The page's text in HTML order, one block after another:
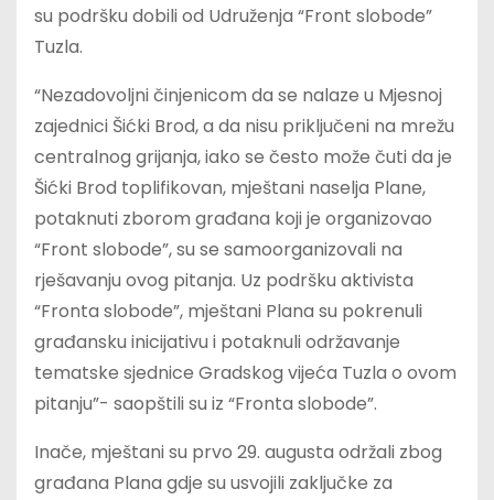
su podršku dobili od Udruženja “Front slobode”
Tuzla.
“Nezadovoljni činjenicom da se nalaze u Mjesnoj
zajednici Šićki Brod, a da nisu priključeni na mrežu
centralnog grijanja, iako se često može čuti da je
Šićki Brod toplifikovan, mještani naselja Plane,
potaknuti zborom građana koji je organizovao
“Front slobode”, su se samoorganizovali na
rješavanju ovog pitanja. Uz podršku aktivista
“Fronta slobode”, mještani Plana su pokrenuli
građansku inicijativu i potaknuli održavanje
tematske sjednice Gradskog vijeća Tuzla o ovom
pitanju”- saopštili su iz “Fronta slobode”.
Inače, mještani su prvo 29. augusta održali zbog
građana Plana gdje su usvojili zaključke za